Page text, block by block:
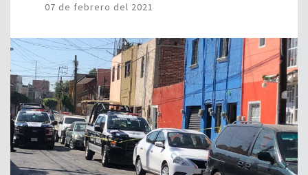
07 de febrero del 2021